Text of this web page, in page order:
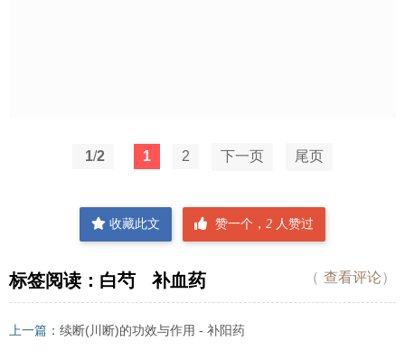
1/2 1 2 下一页 尾页
收藏此文 赞一个，2 人赞过
（ 查看评论）
标签阅读： 白芍 补血药
上一篇： 续断(川断)的功效与作用 - 补阳药